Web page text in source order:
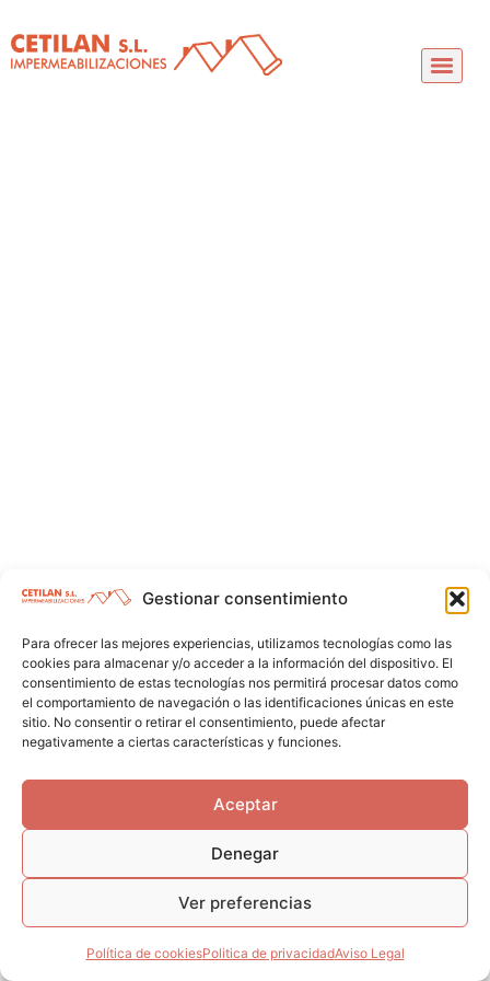
Gestionar consentimiento
Para ofrecer las mejores experiencias, utilizamos tecnologías como las
cookies para almacenar y/o acceder a la información del dispositivo. El
consentimiento de estas tecnologías nos permitirá procesar datos como
el comportamiento de navegación o las identificaciones únicas en este
sitio. No consentir o retirar el consentimiento, puede afectar
negativamente a ciertas características y funciones.
Aceptar
Denegar
Ver preferencias
Política de cookiesPolitica de privacidadAviso Legal
Autor: CEtiLAN21